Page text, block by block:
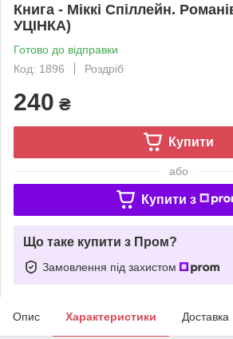
Книга - Міккі Спіллейн.
УЦІНКА)
Готово до відправки
Код: 1896
Роздріб
240 ₴
Купити
або
Купити з
Що таке купити з Пром?
Замовлення під захистом
Опис Характеристики Доставка